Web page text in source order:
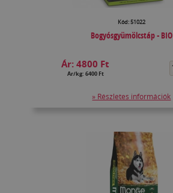
Kód: 51022
Bogyósgyümölcstáp - BIO
Ár:4800 Ft
Ár/kg: 6400 Ft
» Részletes információk